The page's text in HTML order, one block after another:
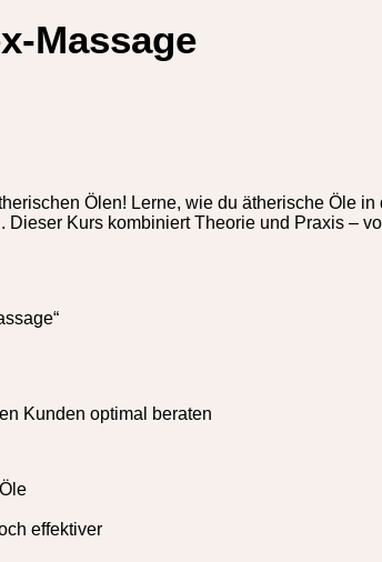
Massage
Ölen! Lerne, wie du ätherische Öle
Kurs kombiniert Theorie und Praxis –
Kunden optimal beraten
effektiver